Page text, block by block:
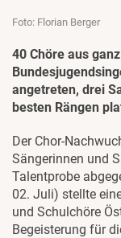
Foto: Florian Berger
40 Chöre aus
angetreten, drei
besten Rängen
Der Chor-
Sängerinnen und
Talentprobe
02. Juli) stellte
und Schulchöre
Begeisterung für